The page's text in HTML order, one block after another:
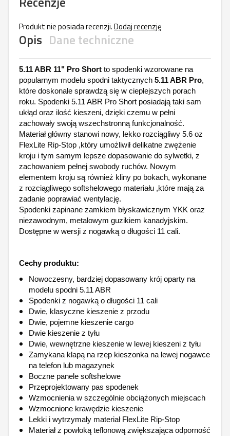
Produkt nie posiada recenzji.Dodaj recenzję
Opis Dane techniczne
5.11 ABR 11" Pro Short to spodenki wzorowane na
popularnym modelu spodni taktycznych 5.11 ABR Pro,
które doskonale sprawdzą się w cieplejszych porach
roku. Spodenki 5.11 ABR Pro Short posiadają taki sam
ukłąd oraz ilość kieszeni, dzięki czemu w pełni
zachowały swoją wszechstronną funkcjonalność.
Materiał główny stanowi nowy, lekko rozciągliwy 5.6 oz
FlexLite Rip-Stop ,który umożliwił delikatne zwężenie
kroju i tym samym lepsze dopasowanie do sylwetki, z
zachowaniem pełnej swobody ruchów. Nowym
elementem kroju są również kliny po bokach, wykonane
z rozciągliwego softshelowego materiału ,które mają za
zadanie poprawiać wentylację.
Spodenki zapinane zamkiem błyskawicznym YKK oraz
niezawodnym, metalowym guzikiem kanadyjskim.
Dostępne w wersji z nogawką o długości 11 cali.
Cechy produktu:
Nowoczesny, bardziej dopasowany krój oparty na
modelu spodni 5.11 ABR
Spodenki z nogawką o długości 11 cali
Dwie, klasyczne kieszenie z przodu
Dwie, pojemne kieszenie cargo
Dwie kieszenie z tyłu
Dwie, wewnętrzne kieszenie w lewej kieszeni z tyłu
Zamykana klapą na rzep kieszonka na lewej nogawce
na telefon lub magazynek
Boczne panele softshelowe
Przeprojektowany pas spodenek
Wzmocnienia w szczególnie obciążonych miejscach
Wzmocnione krawędzie kieszenie
Lekki i wytrzymały materiał FlexLite Rip-Stop
Materiał z powłoką teflonową zwiększająca odporność